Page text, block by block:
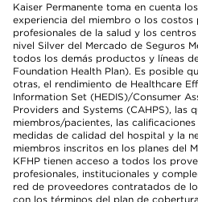
Kaiser Permanente toma en cuenta
experiencia del miembro o los costos
profesionales de la salud y los
nivel Silver del Mercado de Seguros
todos los demás productos y líneas
Foundation Health Plan). Es posible
otras, el rendimiento de Healthcare
Information Set (HEDIS)/Consumer
Providers and Systems (CAHPS), las
miembros/pacientes, las
medidas de calidad del hospital y la
miembros inscritos en los planes del
KFHP tienen acceso a todos los
profesionales, institucionales y
red de proveedores contratados de
con los términos del plan de